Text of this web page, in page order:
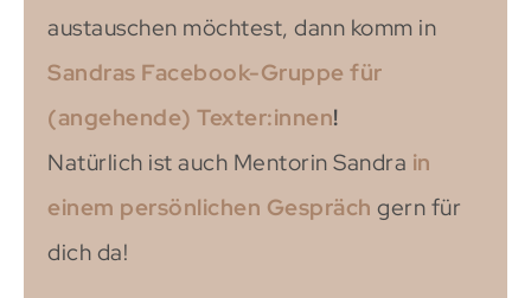
austauschen möchtest, dann komm in
Sandras Facebook-Gruppe für
(angehende) Texter:innen!
Natürlich ist auch Mentorin Sandra in
einem persönlichen Gespräch gern für
dich da!